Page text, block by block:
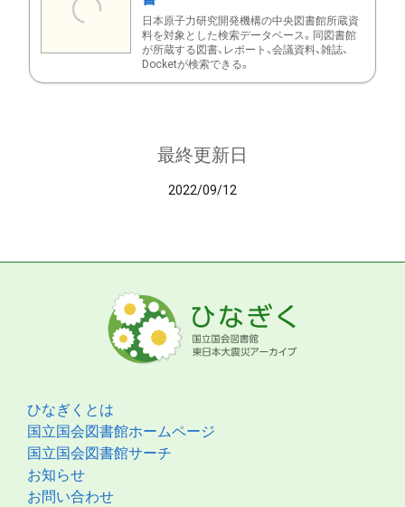
日本原子力研究開発機構の中央図書館所蔵資
料を対象とした検索データベース。同図書館
が所蔵する図書、レポート、会議資料、雑誌、
Docketが検索できる。
最終更新日
2022/09/12
ひなぎくとは
国立国会図書館ホームページ
国立国会図書館サーチ
お知らせ
お問い合わせ